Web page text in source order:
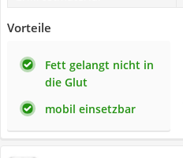
Vorteile
Fett gelangt nicht in
die Glut
mobil einsetzbar